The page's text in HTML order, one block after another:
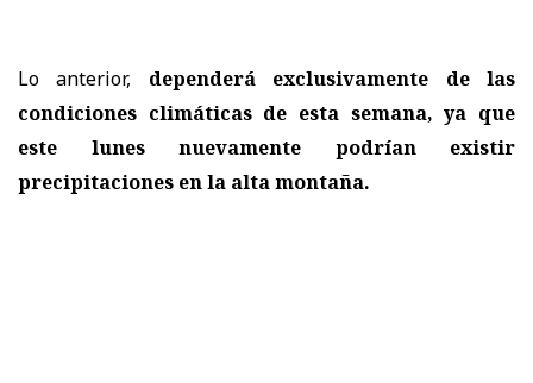
Lo anterior, dependerá exclusivamente de las
condiciones climáticas de esta semana, ya que
este lunes nuevamente podrían existir
precipitaciones en la alta montaña.